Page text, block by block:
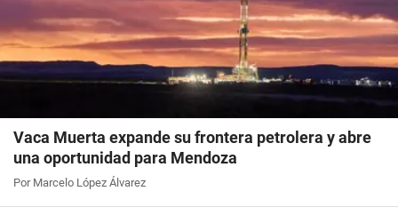
Vaca Muerta expande su frontera petrolera y abre
una oportunidad para Mendoza
Por Marcelo López Álvarez